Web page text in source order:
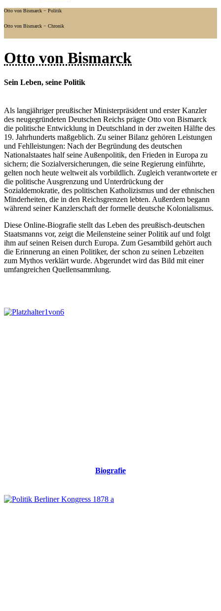
Otto von Bismarck − Politik
Otto von Bismarck − Chronik
Otto von Bismarck
Sein Leben, seine Politik
Als langjähriger preußischer Ministerpräsident und erster Kanzler
des neugegründeten Deutschen Reichs prägte Otto von Bismarck
die politische Entwicklung in Deutschland in der zweiten Hälfte des
19. Jahrhunderts maßgeblich. Zu seiner Bilanz gehören Leistungen
und Fehlleistungen: Nach der Begründung des deutschen
Nationalstaates half seine Außenpolitik, den Frieden in Europa zu
sichern; die Sozialversicherungen, die seine Regierung einführte,
gelten noch heute weltweit als vorbildlich. Zugleich verantwortete er
die politische Ausgrenzung und Unterdrückung der
Sozialdemokratie, des politischen Katholizismus und der ethnischen
Minderheiten, die in den Reichsgrenzen lebten. Außerdem begann
während seiner Kanzlerschaft der formelle deutsche Kolonialismus.
Diese Online-Biografie stellt das Leben des preußisch-deutschen
Staatsmanns vor, zeigt die Meilensteine seiner Politik auf und folgt
ihm auf seinen Reisen durch Europa. Zum Gesamtbild gehört auch
die Erinnerung an einen Politiker, der schon zu seinen Lebzeiten
zum Mythos verklärt wurde. Abgerundet wird das Bild mit einer
umfangreichen Quellensammlung.
Biografie